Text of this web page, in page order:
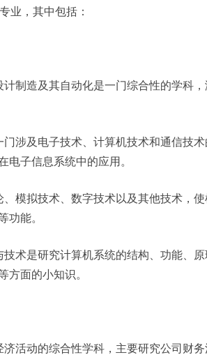
业，其中包括：
制造及其自动化是一门综合性的学科
涉及电子技术、计算机技术和通信技
子信息系统中的应用。
模拟技术、数字技术以及其他技术，
能。
术是研究计算机系统的结构、功能、
面的小知识。
活动的综合性学科，主要研究公司财